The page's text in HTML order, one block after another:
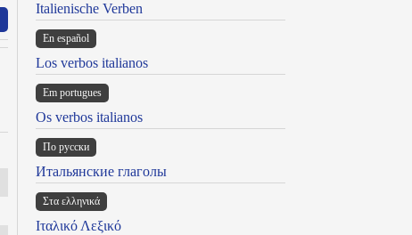
Italienische Verben
En español
Los verbos italianos
Em portugues
Os verbos italianos
По русски
Итальянские глаголы
Στα ελληνικά
Ιταλικό Λεξικό